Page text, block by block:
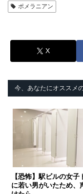
ポメラニアン
X
今、あなたにオススメ
【恐怖】駅ビルの女子
に若い男がいたため、